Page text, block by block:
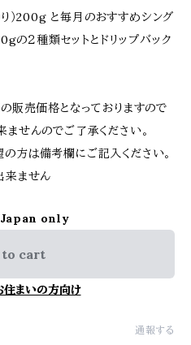
り）200g と毎月のおすすめシング
の２種類セットとドリップバック
販売価格となっておりますので
ませんのでご了承ください。
方は備考欄にご記入ください。
来ません
only
to cart
住まいの方向け
通報する